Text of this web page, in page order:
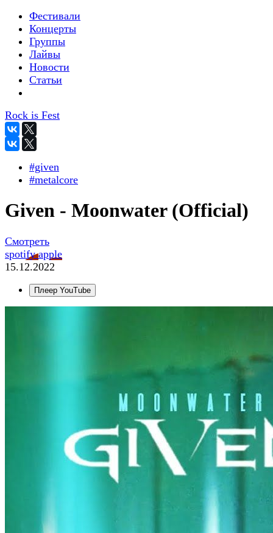
Фестивали
Концерты
Группы
Лайвы
Новости
Статьи
Rock is Fest
#given
#metalcore
Given - Moonwater (Official)
Смотреть
spotifyapple
15.12.2022
Плеер YouTube